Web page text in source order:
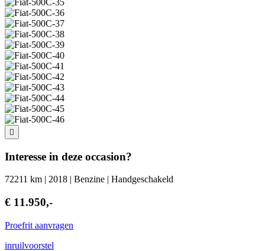
Interesse in deze occasion?
72211 km | 2018 | Benzine | Handgeschakeld
€ 11.950,-
Proefrit aanvragen
inruilvoorstel